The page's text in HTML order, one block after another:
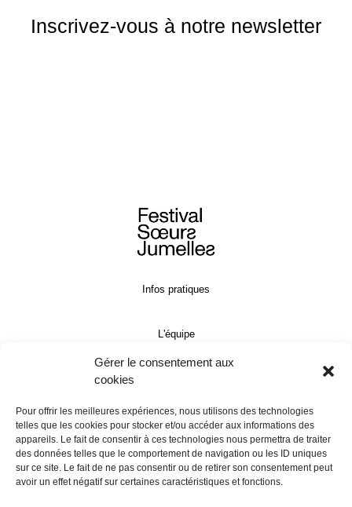
Gérer le consentement aux
cookies
Pour offrir les meilleures expériences, nous utilisons des technologies
telles que les cookies pour stocker et/ou accéder aux informations des
appareils. Le fait de consentir à ces technologies nous permettra de traiter
des données telles que le comportement de navigation ou les ID uniques
sur ce site. Le fait de ne pas consentir ou de retirer son consentement peut
avoir un effet négatif sur certaines caractéristiques et fonctions.
Inscrivez-vous à notre newsletter
Infos pratiques
L'équipe
Presse
Programmation